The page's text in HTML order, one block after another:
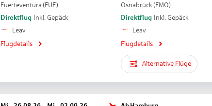
Fuerteventura (FUE)
Direktflug Inkl. Gepäck
Leav
Flugdetails
Osnabrück(FMO)
Direktflug Inkl. Gepäck
Leav
Flugdetails
Alternative Flüge